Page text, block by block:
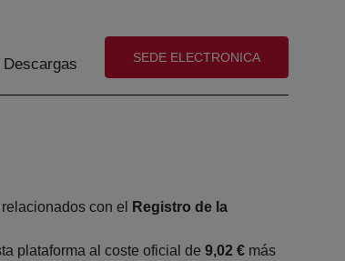
(abre en nueva ventana)
SEDE ELECTRONICA
con el
Registro de la
plataforma al coste oficial de 9,02 € más